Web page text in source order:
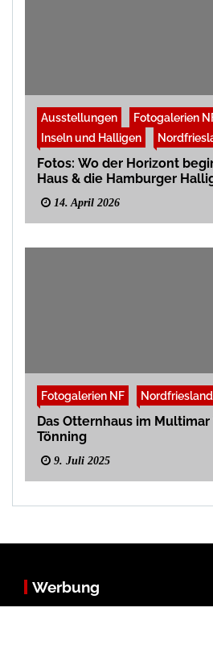
Ausstellungen
Fotogalerien
Inseln und Halligen
Fotos: Wo der Horizont
Haus & die Hamburger
14. April 2026
Fotogalerien NF Nordfriesland
Das Otternhaus im
Tönning
9. Juli 2025
Werbung